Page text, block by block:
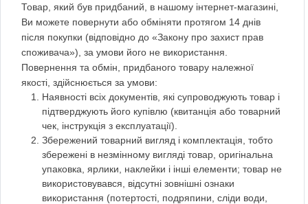
Товар, який був придбаний, в нашому інтернет-магазині,
Ви можете повернути або обміняти протягом 14 днів
після покупки (відповідно до «Закону про захист прав
споживача»), за умови його не використання.
Повернення та обмін, придбаного товару належної
якості, здійснюється за умови:
Наявності всіх документів, які супроводжують товар і
підтверджують його купівлю (квитанція або товарний
чек, інструкція з експлуатації).
Збережений товарний вигляд і комплектація, тобто
збережені в незмінному вигляді товар, оригінальна
упаковка, ярлики, наклейки і інші елементи; товар не
використовувався, відсутні зовнішні ознаки
використання (потертості, подряпини, сліди води,